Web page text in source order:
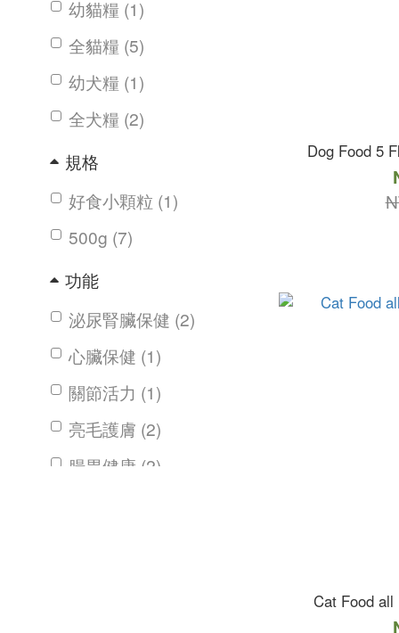
幼貓糧 (1)
全貓糧 (5)
幼犬糧 (1)
全犬糧 (2)
規格
好食小顆粒 (1)
500g (7)
功能
泌尿腎臟保健 (2)
心臟保健 (1)
關節活力 (1)
亮毛護膚 (2)
腸胃健康 (2)
Dog Food 5
Cat Food